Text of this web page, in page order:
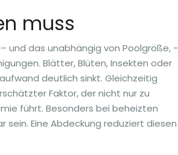
muss
und das unabhängig von Poolgröße, -
Blätter, Blüten, Insekten oder
deutlich sinkt. Gleichzeitig
Faktor, der nicht nur zu
führt. Besonders bei beheizten
Eine Abdeckung reduziert diesen